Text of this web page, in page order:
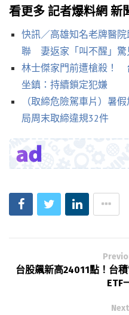
看更多 記者爆料網 新
快訊／高雄知名老牌醫
聯 妻返家「叫不醒」驚
林士傑家門前遭槍殺！
坐鎮：持續鎖定犯嫌
（取締危險駕車片）暑
局周末取締違規32件
台股飆新高24011點！台
ETF